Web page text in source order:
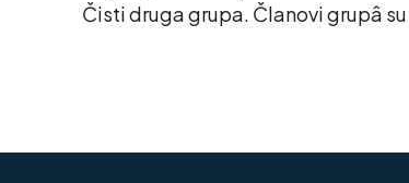
Čisti druga grupa. Članovi grupâ